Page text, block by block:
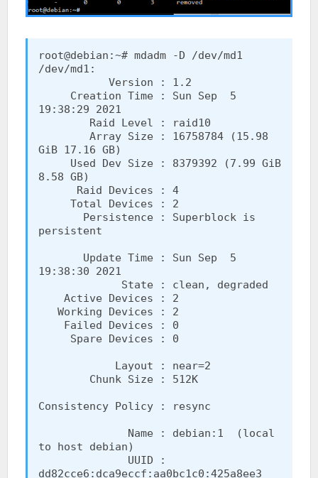
root@debian:~# mdadm -D /dev/md1
/dev/md1:
19:38:29 2021
GiB 17.16 GB)
8.58 GB)
persistent
19:38:30 2021
Consistency Policy : resync
to host debian)
dd82cce6:dca9eccf:aa0bc1c0:425a8ee3